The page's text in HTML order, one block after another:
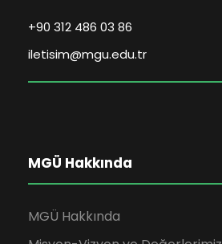
+90 312 486 03 86
iletisim@mgu.edu.tr
MGÜ Hakkında
MGÜ Hakkında